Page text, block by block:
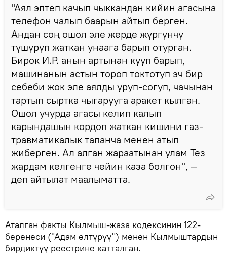
"Аял эптеп качып чыккандан кийин агасына
телефон чалып баарын айтып берген.
Андан соң ошол эле жерде жүргүнчү
түшүрүп жаткан унаага барып отурган.
Бирок И.Р. анын артынан кууп барып,
машинанын астын тороп токтотуп эч бир
себеби жок эле аялды уруп-согуп, чачынан
тартып сыртка чыгарууга аракет кылган.
Ошол учурда агасы келип калып
карындашын кордоп жаткан кишини газ-
травматикалык тапанча менен атып
жиберген. Ал алган жараатынан улам Тез
жардам келгенге чейин каза болгон", —
деп айтылат маалыматта.
Аталган факты Кылмыш-жаза кодексинин 122-
беренеси ("Адам өлтүрүү") менен Кылмыштардын
бирдиктүү реестрине катталган.